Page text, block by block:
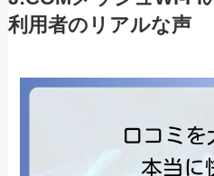
利用者のリアルな声